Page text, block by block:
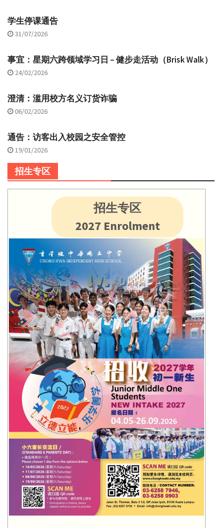
学生停课通告
31/07/2026
事宜：星期六跨领域学习日 – 健步走活动（Brisk Walk）
24/02/2026
澄清：滥用校方名义订货诈骗
06/02/2026
通告：访客出入校园之安全管控
19/01/2026
招生专区
招生专区
2027 Enrolment